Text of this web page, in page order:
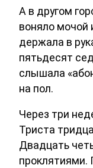
А в другом
воняло мочой
держала в
пятьдесят
слышала
на пол.
Через три
Триста
Двадцать
проклятиями.